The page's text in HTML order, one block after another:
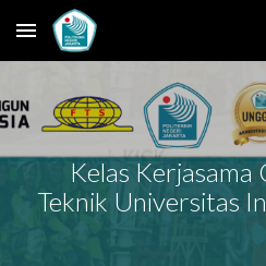
Skip to main content
Kelas Kerjasama
Teknik Universitas